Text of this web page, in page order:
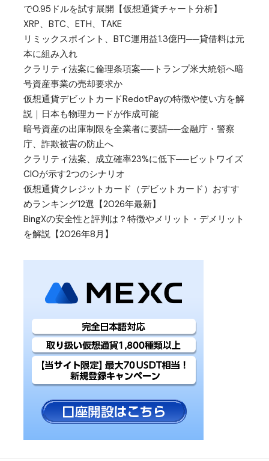
で0.95ドルを試す展開【仮想通貨チャート分析】
XRP、BTC、ETH、TAKE
リミックスポイント、BTC運用益1.3億円──貸借料は元
本に組み入れ
クラリティ法案に倫理条項案──トランプ米大統領へ暗
号資産事業の売却要求か
仮想通貨デビットカードRedotPayの特徴や使い方を解
説｜日本も物理カードが作成可能
暗号資産の出庫制限を全業者に要請──金融庁・警察
庁、詐欺被害の防止へ
クラリティ法案、成立確率23%に低下──ビットワイズ
CIOが示す2つのシナリオ
仮想通貨クレジットカード（デビットカード）おすす
めランキング12選【2026年最新】
BingXの安全性と評判は？特徴やメリット・デメリット
を解説【2026年8月】